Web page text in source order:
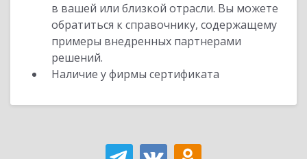
в вашей или близкой отрасли. Вы можете
обратиться к справочнику, содержащему
примеры внедренных партнерами
решений.
Наличие у фирмы сертификата